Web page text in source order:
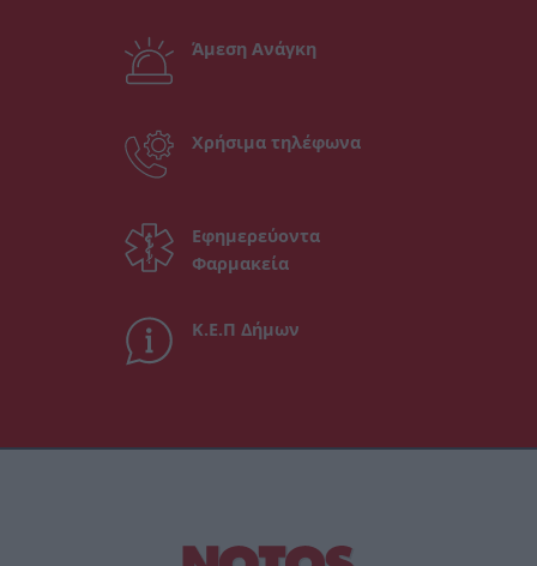
Άμεση Ανάγκη
Χρήσιμα τηλέφωνα
Εφημερεύοντα
Φαρμακεία
Κ.Ε.Π Δήμων